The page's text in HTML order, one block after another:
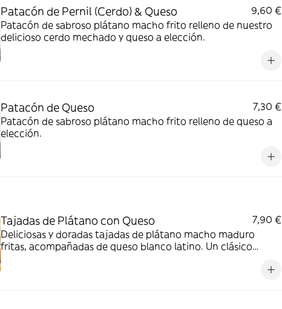
Patacón de Pernil (Cerdo) & Queso
9,60 €
Patacón de sabroso plátano macho frito relleno de nuestro
delicioso cerdo mechado y queso a elección.
Patacón de Queso
7,30 €
Patacón de sabroso plátano macho frito relleno de queso a
elección.
Tajadas de Plátano con Queso
7,90 €
Deliciosas y doradas tajadas de plátano macho maduro
fritas, acompañadas de queso blanco latino. Un clásico